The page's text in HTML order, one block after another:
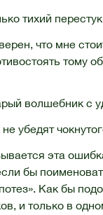
тихий
что мне
тому
волшебник с
убедят
эта
бы
Как бы
и только в